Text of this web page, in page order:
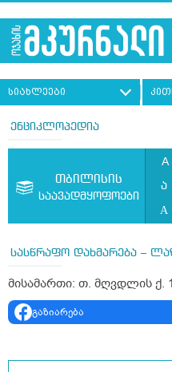
სიახლეები
ენციკლოპედია
თბილისის
საავადმყოფოები
A
ა
А
სასწრაფო დახმარება –
მისამართი: თ. მღვდლის ქ.
გაზიარება